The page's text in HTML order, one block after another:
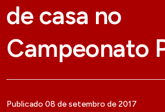
de casa no
Campeonato
Publicado 08 de setembro de 2017